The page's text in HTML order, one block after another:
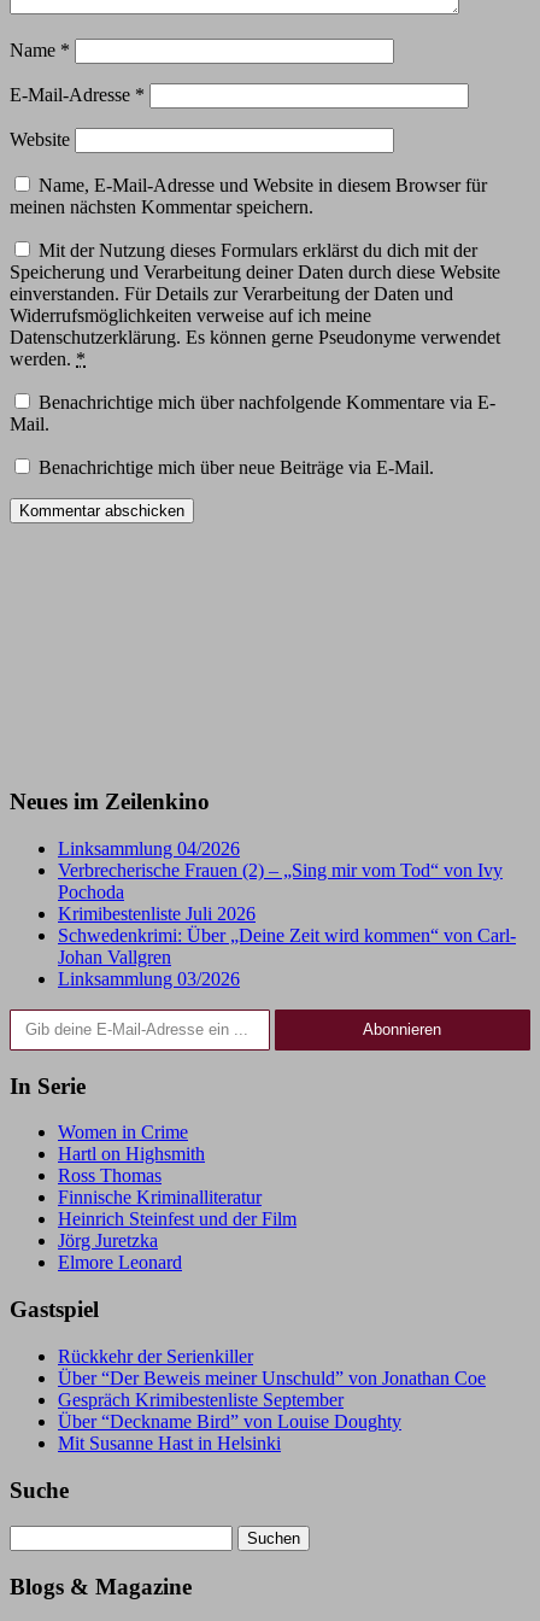
Name *
E-Mail-Adresse *
Website
Name, E-Mail-Adresse und Website in diesem Browser für
meinen nächsten Kommentar speichern.
Mit der Nutzung dieses Formulars erklärst du dich mit der
Speicherung und Verarbeitung deiner Daten durch diese Website
einverstanden. Für Details zur Verarbeitung der Daten und
Widerrufsmöglichkeiten verweise auf ich meine
Datenschutzerklärung. Es können gerne Pseudonyme verwendet
werden. *
Benachrichtige mich über nachfolgende Kommentare via E-
Mail.
Benachrichtige mich über neue Beiträge via E-Mail.
Neues im Zeilenkino
Linksammlung 04/2026
Verbrecherische Frauen (2) – „Sing mir vom Tod“ von Ivy
Pochoda
Krimibestenliste Juli 2026
Schwedenkrimi: Über „Deine Zeit wird kommen“ von Carl-
Johan Vallgren
Linksammlung 03/2026
Gib deine E-Mail-Adresse ein ...
Abonnieren
In Serie
Women in Crime
Hartl on Highsmith
Ross Thomas
Finnische Kriminalliteratur
Heinrich Steinfest und der Film
Jörg Juretzka
Elmore Leonard
Gastspiel
Rückkehr der Serienkiller
Über “Der Beweis meiner Unschuld” von Jonathan Coe
Gespräch Krimibestenliste September
Über “Deckname Bird” von Louise Doughty
Mit Susanne Hast in Helsinki
Suche
nach:
Blogs & Magazine